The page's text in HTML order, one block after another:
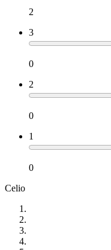
2
3
0
2
0
1
0
Celio